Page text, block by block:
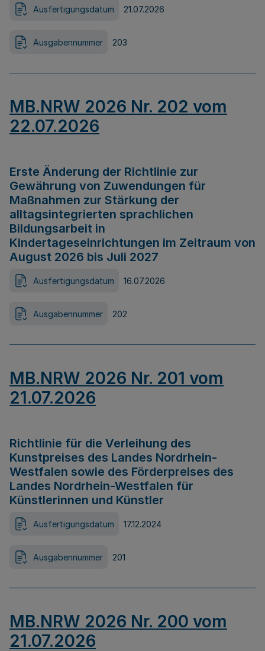
Ausfertigungsdatum 21.07.2026
Ausgabennummer 203
MB.NRW 2026 Nr. 202 vom
22.07.2026
Erste Änderung der Richtlinie zur
Gewährung von Zuwendungen für
Maßnahmen zur Stärkung der
alltagsintegrierten sprachlichen
Bildungsarbeit in
Kindertageseinrichtungen im Zeitraum von
August 2026 bis Juli 2027
Ausfertigungsdatum 16.07.2026
Ausgabennummer 202
MB.NRW 2026 Nr. 201 vom
21.07.2026
Richtlinie für die Verleihung des
Kunstpreises des Landes Nordrhein-
Westfalen sowie des Förderpreises des
Landes Nordrhein-Westfalen für
Künstlerinnen und Künstler
Ausfertigungsdatum 17.12.2024
Ausgabennummer 201
MB.NRW 2026 Nr. 200 vom
21.07.2026